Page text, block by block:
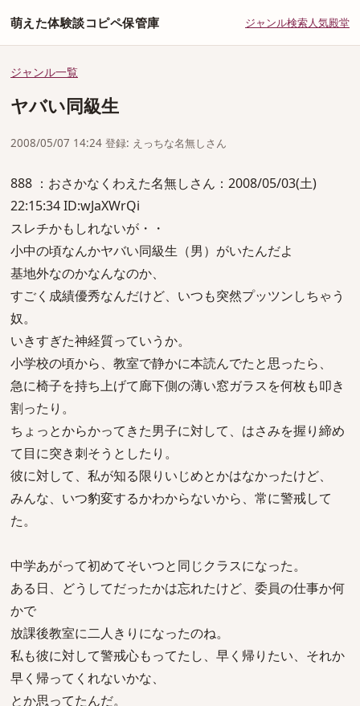
萌えた体験談コピペ保管庫 ジャンル検索人気殿堂
ジャンル一覧
ヤバい同級生
2008/05/07 14:24 登録: えっちな名無しさん
888 ：おさかなくわえた名無しさん：2008/05/03(土)
22:15:34 ID:wJaXWrQi
スレチかもしれないが・・
小中の頃なんかヤバい同級生（男）がいたんだよ
基地外なのかなんなのか、
すごく成績優秀なんだけど、いつも突然プッツンしちゃう
奴。
いきすぎた神経質っていうか。
小学校の頃から、教室で静かに本読んでたと思ったら、
急に椅子を持ち上げて廊下側の薄い窓ガラスを何枚も叩き
割ったり。
ちょっとからかってきた男子に対して、はさみを握り締め
て目に突き刺そうとしたり。
彼に対して、私が知る限りいじめとかはなかったけど、
みんな、いつ豹変するかわからないから、常に警戒して
た。
中学あがって初めてそいつと同じクラスになった。
ある日、どうしてだったかは忘れたけど、委員の仕事か何
かで
放課後教室に二人きりになったのね。
私も彼に対して警戒心もってたし、早く帰りたい、それか
早く帰ってくれないかな、
とか思ってたんだ。